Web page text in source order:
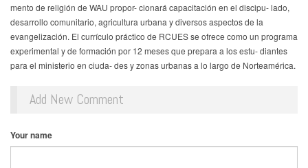
mento de religión de WAU propor- cionará capacitación en el discipu- lado,
desarrollo comunitario, agricultura urbana y diversos aspectos de la
evangelización. El currículo práctico de RCUES se ofrece como un programa
experimental y de formación por 12 meses que prepara a los estu- diantes
para el ministerio en ciuda- des y zonas urbanas a lo largo de Norteamérica.
Add New Comment
Your name